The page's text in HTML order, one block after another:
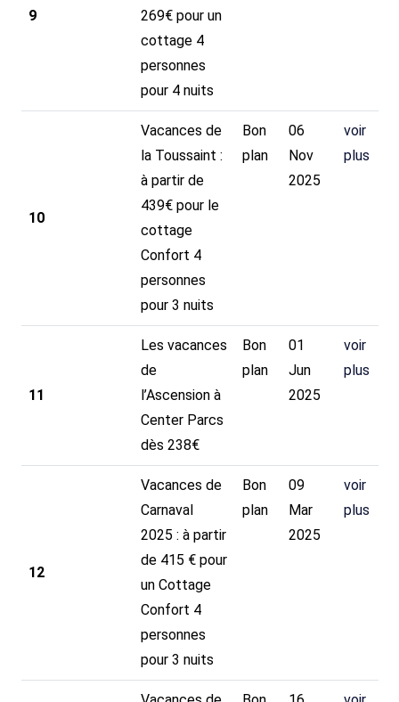
9
269€ pour un
cottage 4
personnes
pour 4 nuits
10
Vacances de
la Toussaint :
à partir de
439€ pour le
cottage
Confort 4
personnes
pour 3 nuits
Bon
plan
06
Nov
2025
voir
plus
11
Les vacances
de
l’Ascension à
Center Parcs
dès 238€
Bon
plan
01
Jun
2025
voir
plus
12
Vacances de
Carnaval
2025 : à partir
de 415 € pour
un Cottage
Confort 4
personnes
pour 3 nuits
Bon
plan
09
Mar
2025
voir
plus